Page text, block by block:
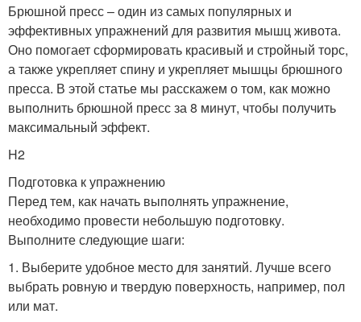
Брюшной пресс – один из самых популярных и
эффективных упражнений для развития мышц живота.
Оно помогает сформировать красивый и стройный торс,
а также укрепляет спину и укрепляет мышцы брюшного
пресса. В этой статье мы расскажем о том, как можно
выполнить брюшной пресс за 8 минут, чтобы получить
максимальный эффект.
H2
Подготовка к упражнению
Перед тем, как начать выполнять упражнение,
необходимо провести небольшую подготовку.
Выполните следующие шаги:
1. Выберите удобное место для занятий. Лучше всего
выбрать ровную и твердую поверхность, например, пол
или мат.